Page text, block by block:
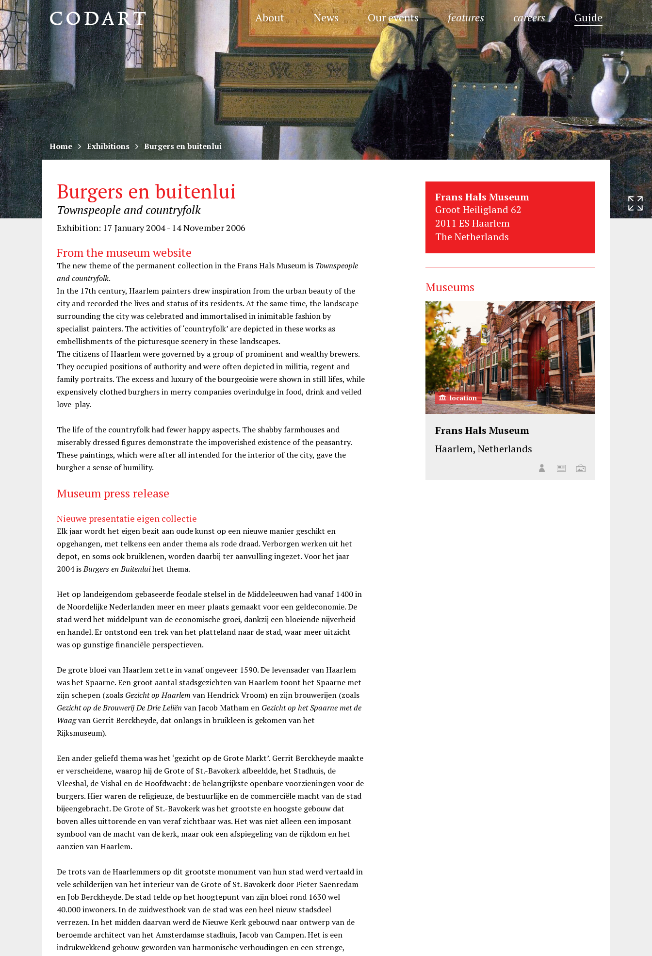
About News Our events features careers Guide
CODART,
Dutch
and
Flemish
art
in
museums
worldwide
Home Exhibitions Burgers en buitenlui
Burgers en buitenlui
Townspeople and countryfolk
Exhibition: 17 January 2004 - 14 November 2006
From the museum website
The new theme of the permanent collection in the Frans Hals Museum is Townspeople
and countryfolk.
In the 17th century, Haarlem painters drew inspiration from the urban beauty of the
city and recorded the lives and status of its residents. At the same time, the landscape
surrounding the city was celebrated and immortalised in inimitable fashion by
specialist painters. The activities of ‘countryfolk’ are depicted in these works as
embellishments of the picturesque scenery in these landscapes.
The citizens of Haarlem were governed by a group of prominent and wealthy brewers.
They occupied positions of authority and were often depicted in militia, regent and
family portraits. The excess and luxury of the bourgeoisie were shown in still lifes, while
expensively clothed burghers in merry companies overindulge in food, drink and veiled
love-play.
The life of the countryfolk had fewer happy aspects. The shabby farmhouses and
miserably dressed figures demonstrate the impoverished existence of the peasantry.
These paintings, which were after all intended for the interior of the city, gave the
burgher a sense of humility.
Museum press release
Nieuwe presentatie eigen collectie
Elk jaar wordt het eigen bezit aan oude kunst op een nieuwe manier geschikt en
opgehangen, met telkens een ander thema als rode draad. Verborgen werken uit het
depot, en soms ook bruiklenen, worden daarbij ter aanvulling ingezet. Voor het jaar
2004 isBurgers en Buitenluihet thema.
Het op landeigendom gebaseerde feodale stelsel in de Middeleeuwen had vanaf 1400 in
de Noordelijke Nederlanden meer en meer plaats gemaakt voor een geldeconomie. De
stad werd het middelpunt van de economische groei, dankzij een bloeiende nijverheid
en handel. Er ontstond een trek van het platteland naar de stad, waar meer uitzicht
was op gunstige financiële perspectieven.
De grote bloei van Haarlem zette in vanaf ongeveer 1590. De levensader van Haarlem
was het Spaarne. Een groot aantal stadsgezichten van Haarlem toont het Spaarne met
zijn schepen (zoals Gezicht op Haarlem van Hendrick Vroom) en zijn brouwerijen (zoals
Gezicht op de Brouwerij De Drie Leliën van Jacob Matham en Gezicht op het Spaarne met de
Waagvan Gerrit Berckheyde, dat onlangs in bruikleen is gekomen van het
Rijksmuseum).
Een ander geliefd thema was het ‘gezicht op de Grote Markt’. Gerrit Berckheyde maakte
er verscheidene, waarop hij de Grote of St.-Bavokerk afbeeldde, het Stadhuis, de
Vleeshal, de Vishal en de Hoofdwacht: de belangrijkste openbare voorzieningen voor de
burgers. Hier waren de religieuze, de bestuurlijke en de commerciële macht van de stad
bijeengebracht. De Grote of St.-Bavokerk was het grootste en hoogste gebouw dat
boven alles uittorende en van veraf zichtbaar was. Het was niet alleen een imposant
symbool van de macht van de kerk, maar ook een afspiegeling van de rijkdom en het
aanzien van Haarlem.
De trots van de Haarlemmers op dit grootste monument van hun stad werd vertaald in
vele schilderijen van het interieur van de Grote of St. Bavokerk door Pieter Saenredam
en Job Berckheyde. De stad telde op het hoogtepunt van zijn bloei rond 1630 wel
40.000 inwoners. In de zuidwesthoek van de stad was een heel nieuw stadsdeel
verrezen. In het midden daarvan werd de Nieuwe Kerk gebouwd naar ontwerp van de
beroemde architect van het Amsterdamse stadhuis, Jacob van Campen. Het is een
indrukwekkend gebouw geworden van harmonische verhoudingen en een strenge,
Frans Hals Museum
Groot Heiligland 62
2011 ES Haarlem
The Netherlands
Museums
location
Frans Hals Museum
Haarlem, Netherlands